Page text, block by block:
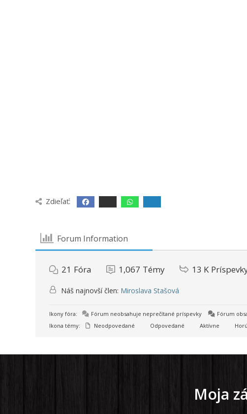
Zdieľať:
Forum Information
21 Fóra 1,067 Témy 13 K
Náš najnovší člen: Miroslava Stašová
Ikony fóra: Fórum neobsahuje neprečítané príspevky
Fórum
Ikona témy:
Neodpovedané Odpovedané Aktívne
Moja